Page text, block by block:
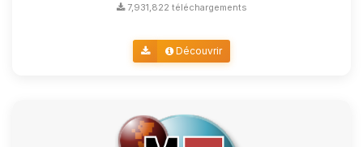
7,931,822 téléchargements
Découvrir